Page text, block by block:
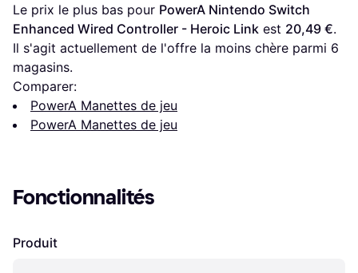
Le prix le plus bas pour PowerA Nintendo Switch
Enhanced Wired Controller - Heroic Link est 20,49 €.
Il s'agit actuellement de l'offre la moins chère parmi 6
magasins.
Comparer:
PowerA Manettes de jeu
PowerA Manettes de jeu
Fonctionnalités
Produit